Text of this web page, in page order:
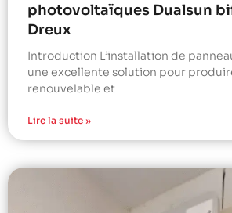
photovoltaïques Dualsun
Dreux
Introduction L’installation de
une excellente solution pour
renouvelable et
Lire la suite »